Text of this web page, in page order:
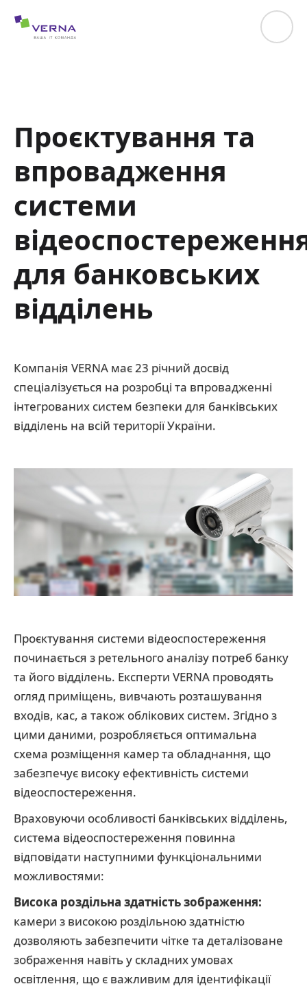
Проєктування та
впровадження
системи
для банковських
відділень
Компанія VERNA має 23 річний досвід
спеціалізується на розробці та впровадженні
інтегрованих систем безпеки для банківських
відділень на всій території України.
Проєктування системи відеоспостереження
починається з ретельного аналізу потреб банку
та його відділень. Експерти VERNA проводять
огляд приміщень, вивчають розташування
входів, кас, а також облікових систем. Згідно з
цими даними, розробляється оптимальна
схема розміщення камер та обладнання, що
забезпечує високу ефективність системи
відеоспостереження.
Враховуючи особливості банківських відділень,
система відеоспостереження повинна
відповідати наступними функціональними
можливостями:
Висока роздільна здатність зображення:
камери з високою роздільною здатністю
дозволяють забезпечити чітке та деталізоване
зображення навіть у складних умовах
освітлення, що є важливим для ідентифікації